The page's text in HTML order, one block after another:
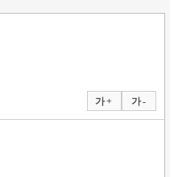
가 + 가 -